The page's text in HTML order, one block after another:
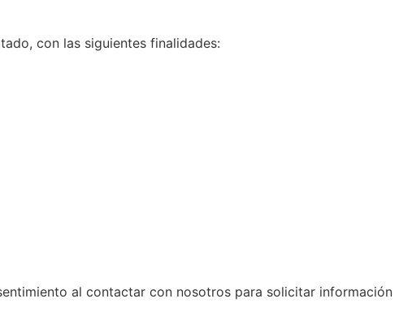
con las siguientes finalidades:
al contactar con nosotros para solicitar información